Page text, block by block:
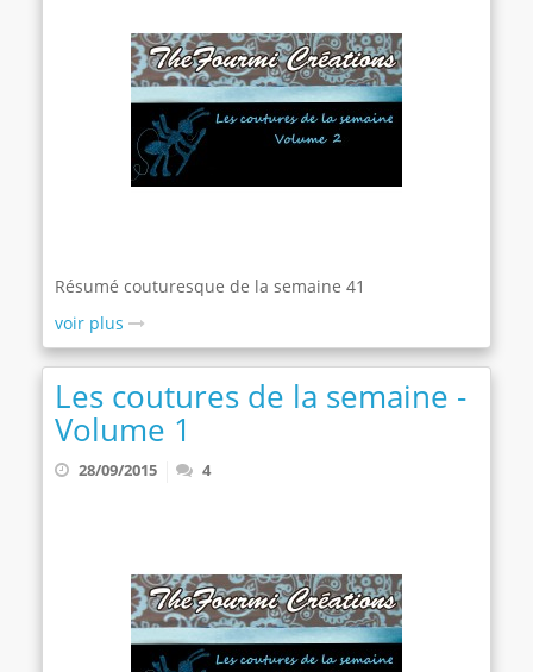
Résumé couturesque de la semaine 41
voir plus
Les coutures de la semaine -
Volume 1
28/09/2015 4